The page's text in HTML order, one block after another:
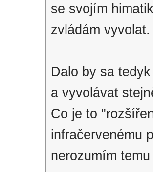
se svojím
zvládám vyvolat.
Dalo by sa
a vyvolávat
Co je to
infračervenému
nerozumím